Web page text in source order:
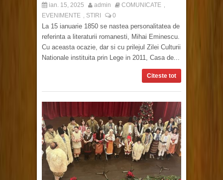
ian. 15, 2025 admin COMUNICATE
EVENIMENTE STIRI 0
La 15 ianuarie 1850 se nastea personalitatea de
referinta a literaturii romanesti, Mihai Eminescu.
Cu aceasta ocazie, dar si cu prilejul Zilei Culturii
Nationale instituita prin Lege in 2011, Casa de...
Citeste tot